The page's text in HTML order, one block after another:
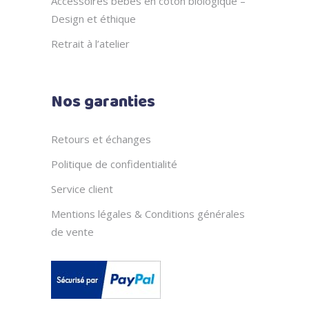
Design et éthique
Retrait à l’atelier
Nos garanties
Retours et échanges
Politique de confidentialité
Service client
Mentions légales & Conditions générales
de vente